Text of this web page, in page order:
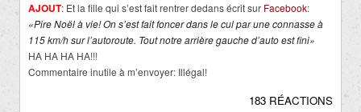
AJOUT: Et la fille qui s’est fait rentrer dedans écrit sur Facebook:
«Pire Noël à vie! On s’est fait foncer dans le cul par une connasse à
115 km/h sur l’autoroute. Tout notre arrière gauche d’auto est fini»
HA HA HA HA!!!
Commentaire inutile à m’envoyer: Illégal!
183 RÉACTIONS